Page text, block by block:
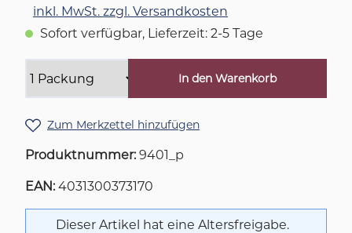
inkl. MwSt. zzgl. Versandkosten
Sofort verfügbar, Lieferzeit: 2-5 Tage
In den Warenkorb
Zum Merkzettel hinzufügen
Produktnummer: 9401_p
EAN: 4031300373170
Dieser Artikel hat eine Altersfreigabe.